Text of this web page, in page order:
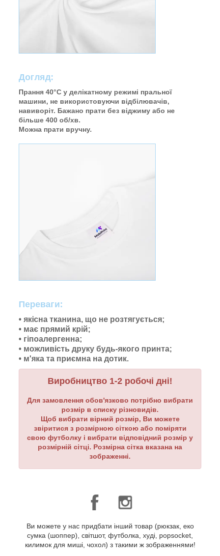
Догляд:
Прання 40°C у делікатному режимі пральної
машини, не використовуючи відбілювачів,
навиворіт. Бажано прати без віджиму або не
більше 400 об/хв.
Можна прати вручну.
Переваги:
• якісна тканина, що не розтягується;
• має прямий крій;
• гіпоалергенна;
• можливість друку будь-якого принта;
• м'яка та приємна на дотик.
Виробництво 1-2 робочі дні!
Для замовлення обов'язково потрібно вибрати
розмір в списку різновидів.
Щоб вибрати вірний розмір, Ви можете
звіритися з розмірною сіткою або поміряти
свою футболку і вибрати відповідний розмір у
розмірній сітці. Розмірна сітка вказана на
зображенні.
Ви можете у нас придбати інший товар (рюкзак, еко
сумка (шоппер), світшот, футболка, худі, popsocket,
килимок для миші, чохол) з такими ж зображеннями!